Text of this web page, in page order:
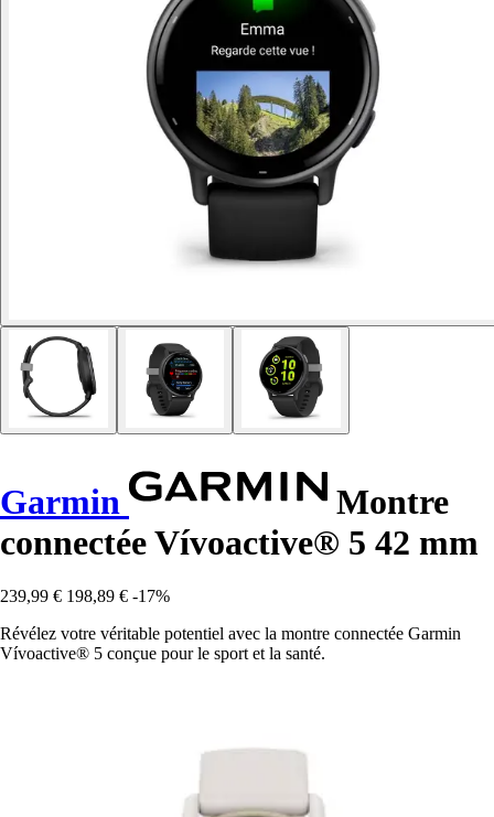
Garmin
Montre
connectée Vívoactive® 5 42 mm
239,99 € 198,89 € -17%
Révélez votre véritable potentiel avec la montre connectée Garmin
Vívoactive® 5 conçue pour le sport et la santé.